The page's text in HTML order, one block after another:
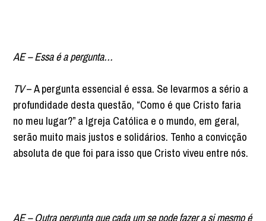
AE – Essa é a pergunta…
TV– A pergunta essencial é essa. Se levarmos a sério a
profundidade desta questão, “Como é que Cristo faria
no meu lugar?” a Igreja Católica e o mundo, em geral,
serão muito mais justos e solidários. Tenho a convicção
absoluta de que foi para isso que Cristo viveu entre nós.
AE – Outra pergunta que cada um se pode fazer a si mesmo é